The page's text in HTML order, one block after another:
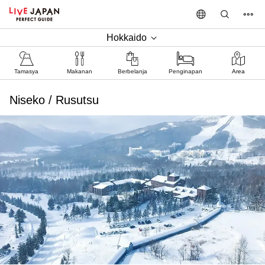
Hokkaido
Tamasya Makanan Berbelanja Penginapan Area
Niseko / Rusutsu